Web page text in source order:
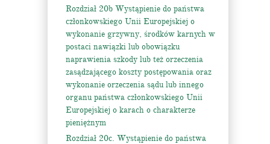
Rozdział 20b Wystąpienie do państwa
członkowskiego Unii Europejskiej o
wykonanie grzywny, środków karnych w
postaci nawiązki lub obowiązku
naprawienia szkody lub też orzeczenia
zasądzającego koszty postępowania oraz
wykonanie orzeczenia sądu lub innego
organu państwa członkowskiego Unii
Europejskiej o karach o charakterze
pieniężnym
Rozdział 20c. Wystąpienie do państwa